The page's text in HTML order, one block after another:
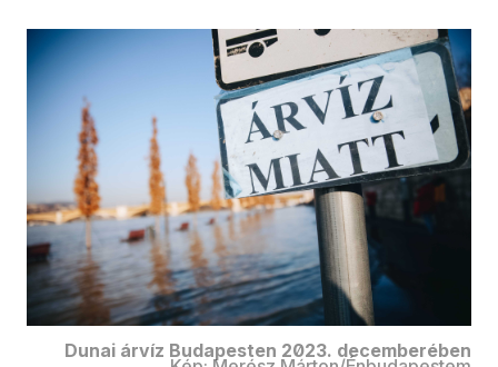
Dunai árvíz Budapesten 2023. decemberében